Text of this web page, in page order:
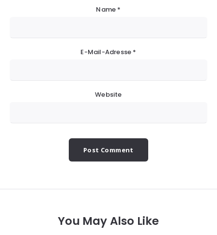
Name *
E-Mail-Adresse *
Website
You May Also Like